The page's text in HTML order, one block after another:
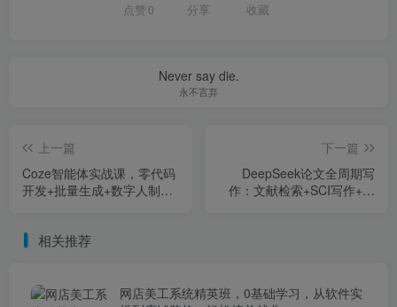
点赞 0 分享 收藏
Never say die.
永不言弃
上一篇
Coze智能体实战课，零代码
开发+批量生成+数字人制
下一篇
DeepSeek论文全周期写
作：文献检索+SCI写作+智
相关推荐
网店美工系统精英班，0基础学习，从软件实